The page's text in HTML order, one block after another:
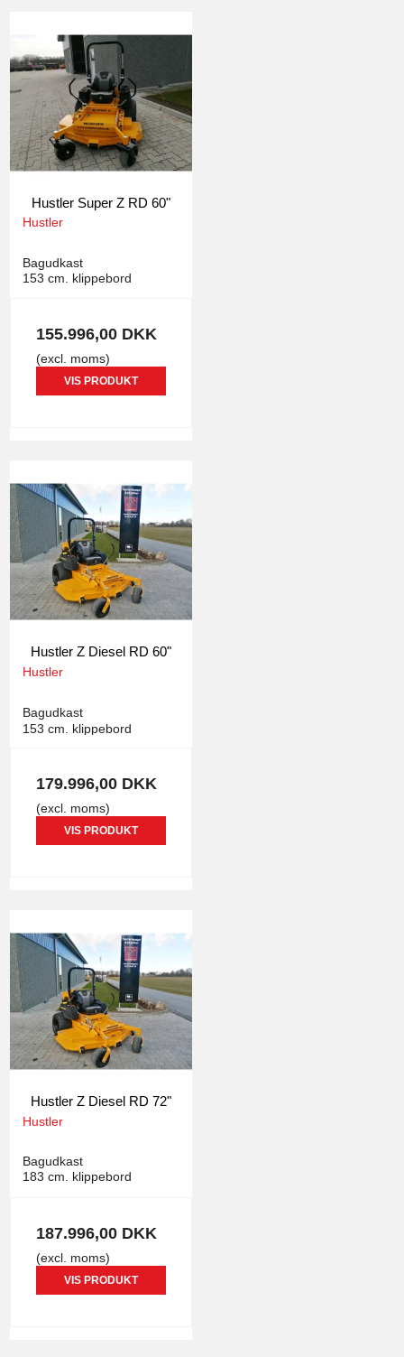
Hustler Super Z RD 60"
Hustler
Bagudkast
153 cm. klippebord
155.996,00 DKK
(excl. moms)
VIS PRODUKT
Hustler Z Diesel RD 60"
Hustler
Bagudkast
153 cm. klippebord
179.996,00 DKK
(excl. moms)
VIS PRODUKT
Hustler Z Diesel RD 72"
Hustler
Bagudkast
183 cm. klippebord
187.996,00 DKK
(excl. moms)
VIS PRODUKT